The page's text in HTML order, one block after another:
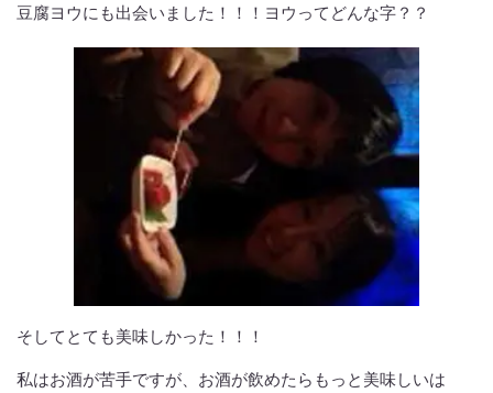
豆腐ヨウにも出会いました！！！ヨウってどんな字？？
そしてとても美味しかった！！！
私はお酒が苦手ですが、お酒が飲めたらもっと美味しいは